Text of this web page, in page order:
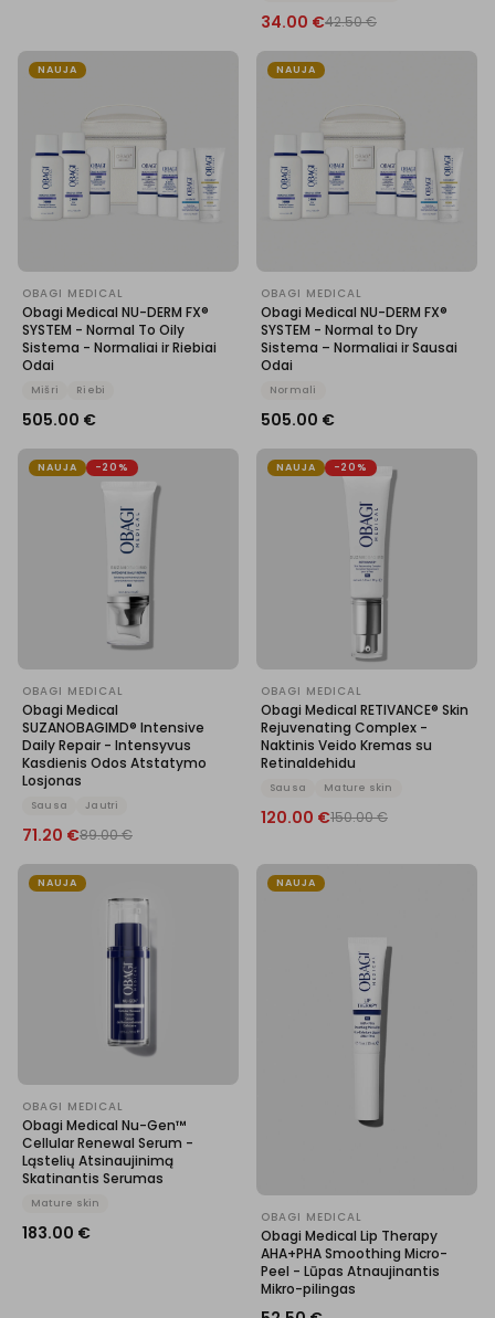
34.00 €42.50€
NAUJA
OBAGI MEDICAL
Obagi Medical NU-DERM FX®
SYSTEM - Normal To Oily
Sistema - Normaliai ir Riebiai
Odai
Mišri Riebi
505.00 €
NAUJA
OBAGI MEDICAL
Obagi Medical NU-DERM FX®
SYSTEM - Normal to Dry
Sistema – Normaliai ir Sausai
Odai
Normali
505.00 €
NAUJA -20%
OBAGI MEDICAL
Obagi Medical
SUZANOBAGIMD® Intensive
Daily Repair - Intensyvus
Kasdienis Odos Atstatymo
Losjonas
Sausa Jautri
71.20 €89.00€
NAUJA -20%
OBAGI MEDICAL
Obagi Medical RETIVANCE® Skin
Rejuvenating Complex -
Naktinis Veido Kremas su
Retinaldehidu
Sausa Mature skin
120.00 €150.00€
NAUJA
OBAGI MEDICAL
Obagi Medical Nu-Gen™
Cellular Renewal Serum -
Ląstelių Atsinaujinimą
Skatinantis Serumas
Mature skin
183.00 €
NAUJA
OBAGI MEDICAL
Obagi Medical Lip Therapy
AHA+PHA Smoothing Micro-
Peel - Lūpas Atnaujinantis
Mikro-pilingas